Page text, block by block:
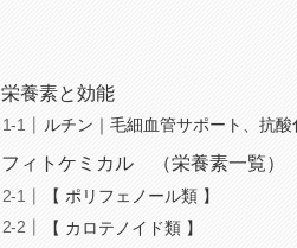
栄養素と効能
ルチン｜毛細血管サポート、抗酸
フィトケミカル （栄養素一覧）
【 ポリフェノール類 】
【 カロテノイド類 】